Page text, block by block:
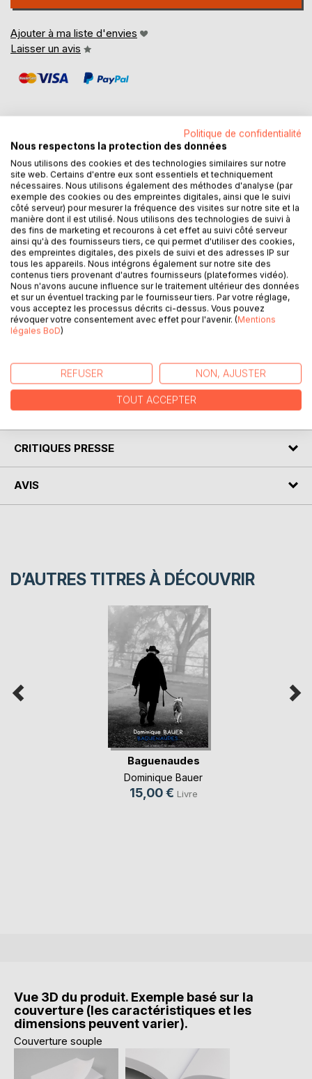
Ajouter à ma liste d'envies
Laisser un avis
DESCRIPTION
Magique et onirique.
Le sentier et son écrin de verdure, unique point de vue du
prisonnier d'une obscure guerre est le théâtre de ses
rêveries.Lorsqu'il est enfin libéré, seul et démuni, il reprend
le cours de son existence avec des ambitions courtoises.
Son nouveau quotidien, peuplé de rencontres et d'amours,
se heurte avec légèreté aux bizarreries de ses
contemporains.
histoires simples de la vie qu'il transforme en aventures.
AUTEUR(S)
CRITIQUES PRESSE
AVIS
D’AUTRES TITRES À DÉCOUVRIR
Baguenaudes
Dominique Bauer
15,00 € Livre
Vue 3D du produit. Exemple basé sur la
couverture (les caractéristiques et les
dimensions peuvent varier).
Couverture souple
Politique de confidentialité
Nous respectons la protection des données
Nous utilisons des cookies et des technologies similaires sur notre
site web. Certains d'entre eux sont essentiels et techniquement
nécessaires. Nous utilisons également des méthodes d'analyse (par
exemple des cookies ou des empreintes digitales, ainsi que le suivi
côté serveur) pour mesurer la fréquence des visites sur notre site et la
manière dont il est utilisé. Nous utilisons des technologies de suivi à
des fins de marketing et recourons à cet effet au suivi côté serveur
ainsi qu'à des fournisseurs tiers, ce qui permet d'utiliser des cookies,
des empreintes digitales, des pixels de suivi et des adresses IP sur
tous les appareils. Nous intégrons également sur notre site des
contenus tiers provenant d'autres fournisseurs (plateformes vidéo).
Nous n'avons aucune influence sur le traitement ultérieur des données
et sur un éventuel tracking par le fournisseur tiers. Par votre réglage,
vous acceptez les processus décrits ci-dessus. Vous pouvez
révoquer votre consentement avec effet pour l'avenir. (Mentions
légales BoD)
REFUSER NON, AJUSTER
TOUT ACCEPTER